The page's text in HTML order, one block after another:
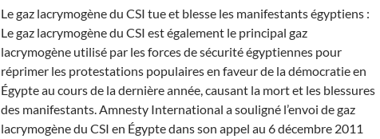
Le gaz lacrymogène du CSI tue et blesse les manifestants égyptiens :
Le gaz lacrymogène du CSI est également le principal gaz
lacrymogène utilisé par les forces de sécurité égyptiennes pour
réprimer les protestations populaires en faveur de la démocratie en
Égypte au cours de la dernière année, causant la mort et les blessures
des manifestants. Amnesty International a souligné l’envoi de gaz
lacrymogène du CSI en Égypte dans son appel au 6 décembre 2011